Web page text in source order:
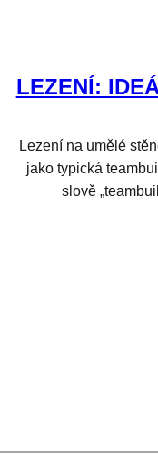
LEZENÍ:
Lezení na umělé
jako typická
slově